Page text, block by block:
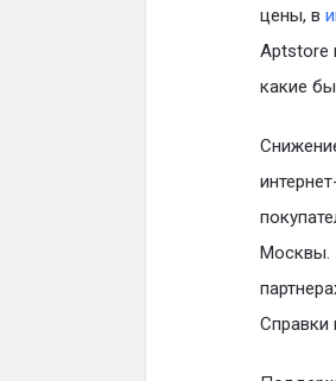
цены, в
Aptstore
какие
Москвы.
Справки